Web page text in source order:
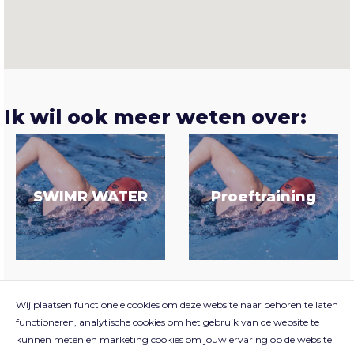
Ik wil ook meer weten over:
SWIMR WATER Proeftraining
Wij plaatsen functionele cookies om deze website naar behoren te laten
functioneren, analytische cookies om het gebruik van de website te
kunnen meten en marketing cookies om jouw ervaring op de website